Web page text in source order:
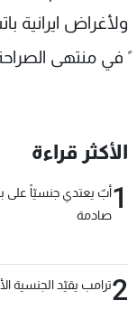
ولأغراض ايرانية
في منتهى
الأكثر قراءة
1أبٌ يعتدي جنسيّاً على
صادمة
2ترامب يقيّد الجنسية